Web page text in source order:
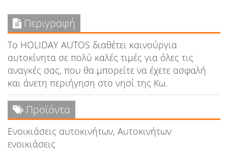
Περιγραφή
Το HOLIDAY AUTOS διαθέτει καινούργια
αυτοκίνητα σε πολύ καλές τιμές για όλες τις
αναγκές σας, που θα μπορείτε να έχετε ασφαλή
και άνετη περιήγηση στο νησί της Κω.
Προϊόντα
Ενοικιάσεις αυτοκινήτων, Αυτοκινήτων
ενοικιάσεις